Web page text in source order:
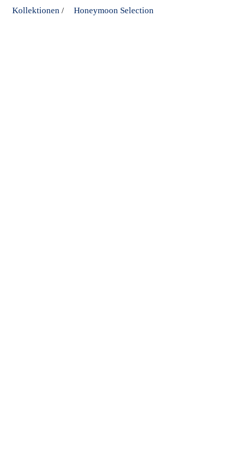
Kollektionen / Honeymoon Selection